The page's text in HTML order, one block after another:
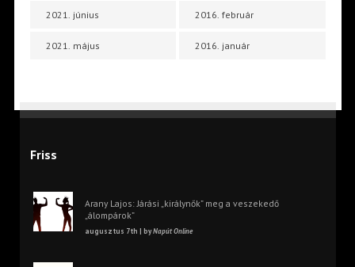
2021. június
2021. május
2016. február
2016. január
Friss
Arany Lajos: Járási „királynők” meg a veszekedő
„álompárok”
augusztus 7th | byNapút Online